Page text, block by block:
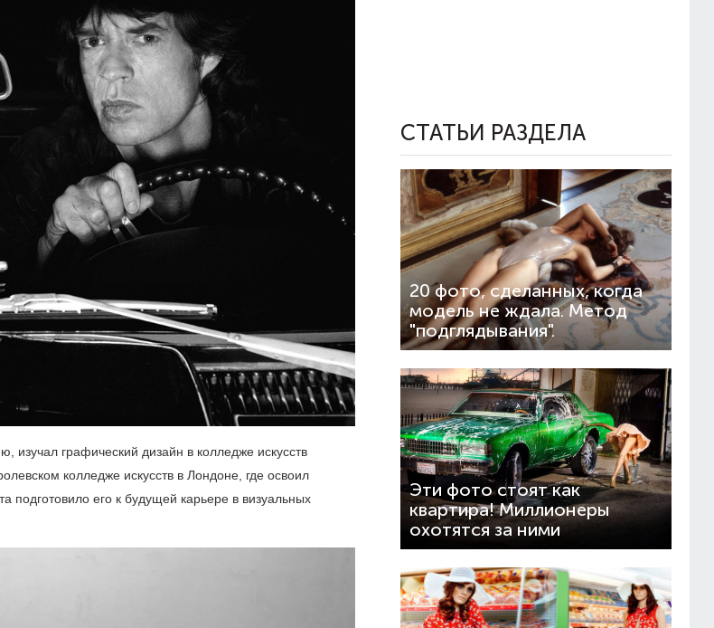
изучал графический дизайн в колледже искусств
колледже искусств в Лондоне, где освоил
подготовило его к будущей карьере в визуальных
СТАТЬИ РАЗДЕЛА
20 фото, сделанных, когда
модель не ждала. Метод
"подглядывания".
Эти фото стоят как
квартира! Миллионеры
охотятся за ними